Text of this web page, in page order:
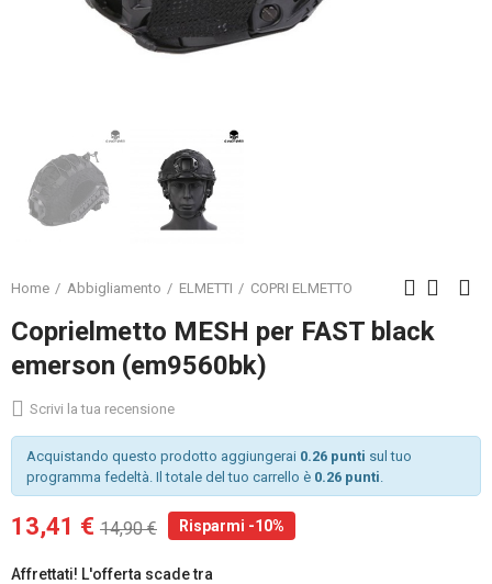
Home Abbigliamento ELMETTI COPRI ELMETTO
Coprielmetto MESH per FAST black
emerson (em9560bk)
Scrivi la tua recensione
Acquistando questo prodotto aggiungerai 0.26 punti sul tuo
programma fedeltà. Il totale del tuo carrello è 0.26 punti
13,41 € 14,90 € Risparmi -10%
Affrettati! L'offerta scade tra